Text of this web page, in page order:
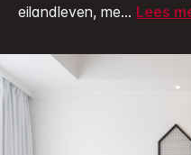
eilandleven, me... Lees